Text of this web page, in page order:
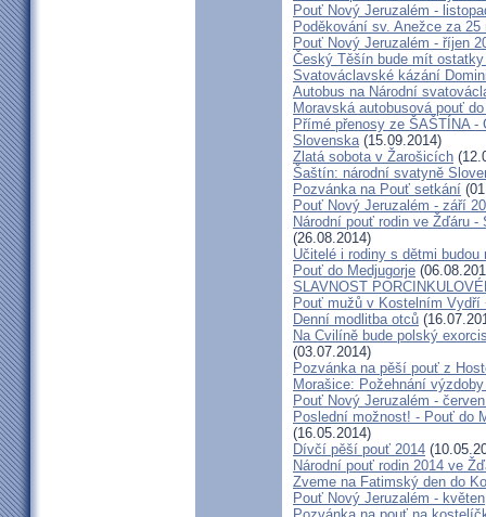
Pouť Nový Jeruzalém -
Poděkování sv. Anežce za 25
Pouť Nový Jeruzalém - říjen
Český Těšín bude mít
Svatováclavské kázání
Autobus na Národní
Moravská autobusová pouť
Přímé přenosy ze ŠAŠTÍNA -
Slovenska (15.09.2014)
Zlatá sobota v Žarošicích
Šaštín: národní svatyně
Pozvánka na Pouť setkání
Pouť Nový Jeruzalém - září
Národní pouť rodin ve Žďáru
(26.08.2014)
Učitelé i rodiny s dětmi
Pouť do Medjugorje
SLAVNOST
Pouť mužů v Kostelním Vydří
Denní modlitba otců
Na Cvilíně bude polský
(03.07.2014)
Pozvánka na pěší pouť z
Morašice: Požehnání
Pouť Nový Jeruzalém -
Poslední možnost! - Pouť do
(16.05.2014)
Dívčí pěší pouť 2014
Národní pouť rodin 2014 ve
Zveme na Fatimský den do
Pouť Nový Jeruzalém - květen